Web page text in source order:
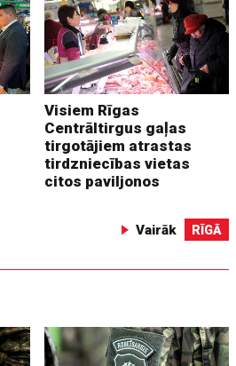
Visiem Rīgas
Centrāltirgus gaļas
tirgotājiem atrastas
tirdzniecības vietas
citos paviljonos
Vairāk RĪGĀ